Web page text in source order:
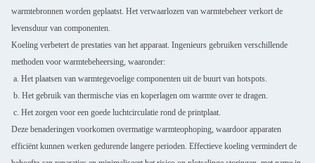
warmtebronnen worden geplaatst. Het verwaarlozen van warmtebeheer verkort de
levensduur van componenten.
Koeling verbetert de prestaties van het apparaat. Ingenieurs gebruiken verschillende
methoden voor warmtebeheersing, waaronder:
a. Het plaatsen van warmtegevoelige componenten uit de buurt van hotspots.
b. Het gebruik van thermische vias en koperlagen om warmte over te dragen.
c. Het zorgen voor een goede luchtcirculatie rond de printplaat.
Deze benaderingen voorkomen overmatige warmteophoping, waardoor apparaten
efficiënt kunnen werken gedurende langere perioden. Effectieve koeling vermindert de